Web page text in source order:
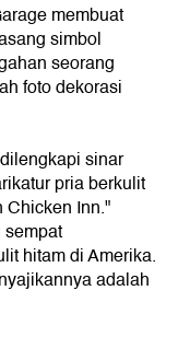
membuat
simbol
seorang
foto dekorasi
sinar
pria berkulit
Inn."
hitam di Amerika.
adalah